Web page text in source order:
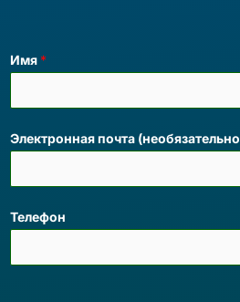
Имя *
Электронная почта
Телефон